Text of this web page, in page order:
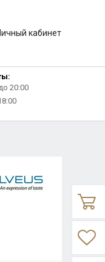
кабинет
20:00